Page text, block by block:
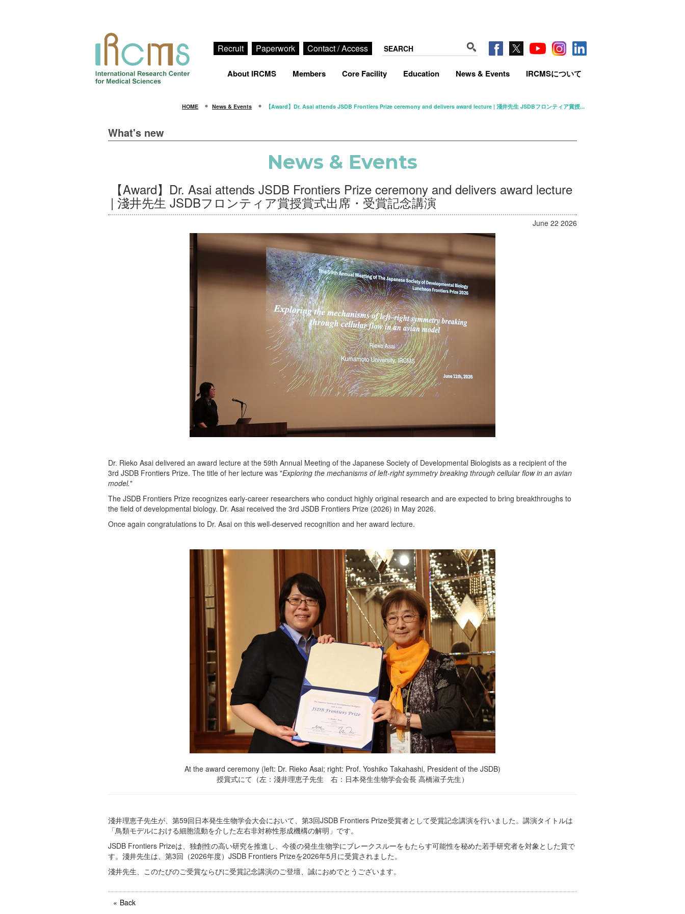
Recruit Paperwork Contact / Access
About IRCMS Members Core Facility Education News & Events IRCMSについて
HOME News & Events 【Award】Dr. Asai attends JSDB Frontiers Prize ceremony and delivers award lecture | 淺井先生 JSDBフロンティア賞授...
What's new
News & Events
【Award】Dr. Asai attends JSDB Frontiers Prize ceremony and delivers award lecture
| 淺井先生 JSDBフロンティア賞授賞式出席・受賞記念講演
June 22 2026
Dr. Rieko Asai delivered an award lecture at the 59th Annual Meeting of the Japanese Society of Developmental Biologists as a recipient of the
3rd JSDB Frontiers Prize. The title of her lecture was "Exploring the mechanisms of left-right symmetry breaking through cellular flow in an avian
model."
The JSDB Frontiers Prize recognizes early-career researchers who conduct highly original research and are expected to bring breakthroughs to
the field of developmental biology. Dr. Asai received the 3rd JSDB Frontiers Prize (2026) in May 2026.
Once again congratulations to Dr. Asai on this well-deserved recognition and her award lecture.
At the award ceremony (left: Dr. Rieko Asai; right: Prof. Yoshiko Takahashi, President of the JSDB)
授賞式にて（左：淺井理恵子先生 右：日本発生生物学会会長 高橋淑子先生）
淺井理恵子先生が、第59回日本発生生物学会大会において、第3回JSDB Frontiers Prize受賞者として受賞記念講演を行いました。講演タイトルは
「鳥類モデルにおける細胞流動を介した左右非対称性形成機構の解明」です。
JSDB Frontiers Prizeは、独創性の高い研究を推進し、今後の発生生物学にブレークスルーをもたらす可能性を秘めた若手研究者を対象とした賞で
す。淺井先生は、第3回（2026年度）JSDB Frontiers Prizeを2026年5月に受賞されました。
淺井先生、このたびのご受賞ならびに受賞記念講演のご登壇、誠におめでとうございます。
Back